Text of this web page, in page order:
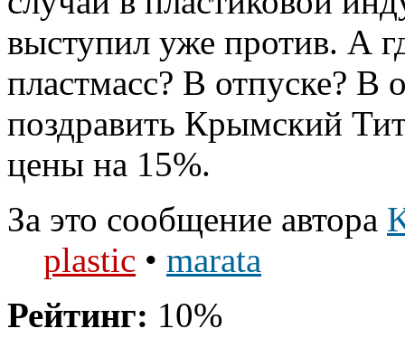
выступил уже против. А
пластмасс? В отпуске?
поздравить Крымский
цены на 15%.
За это сообщение автора
plastic • marata
Рейтинг: 10%